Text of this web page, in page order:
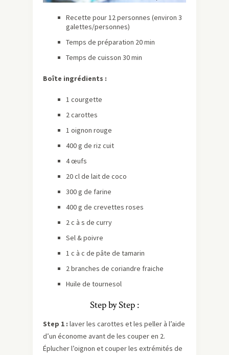
Recette pour 12 personnes (environ 3
galettes/personnes)
Temps de préparation 20 min
Temps de cuisson 30 min
Boîte ingrédients :
1 courgette
2 carottes
1 oignon rouge
400 g de riz cuit
4 œufs
20 cl de lait de coco
300 g de farine
400 g de crevettes roses
2 c à s de curry
Sel & poivre
1 c à c de pâte de tamarin
2 branches de coriandre fraiche
Huile de tournesol
Step by Step :
Step 1 : laver les carottes et les peller à l’aide
d’un économe avant de les couper en 2.
Éplucher l’oignon et couper les extrémités de